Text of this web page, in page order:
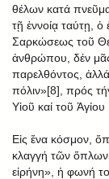
θέλων κατά
τῇ ἐννοίᾳ ταύτῃ,
Σαρκώσεως τοῦ
ἀνθρώπου, δέν
παρελθόντος,
πόλιν»[8], πρός
Υἱοῦ καί τοῦ Ἁγίου
Εἰς ἕνα κόσμον,
κλαγγή τῶν ὅπλων,
εἰρήνη», ἡ φωνή